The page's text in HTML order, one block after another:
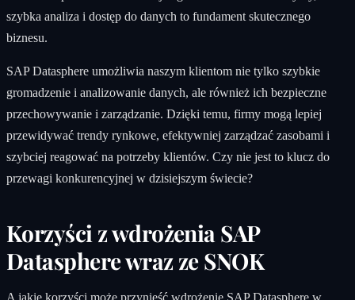
szybka analiza i dostęp do danych to fundament skutecznego
biznesu.
SAP Datasphere umożliwia naszym klientom nie tylko szybkie
gromadzenie i analizowanie danych, ale również ich bezpieczne
przechowywanie i zarządzanie. Dzięki temu, firmy mogą lepiej
przewidywać trendy rynkowe, efektywniej zarządzać zasobami i
szybciej reagować na potrzeby klientów. Czy nie jest to klucz do
przewagi konkurencyjnej w dzisiejszym świecie?
Korzyści z wdrożenia SAP
Datasphere wraz ze SNOK
A jakie korzyści może przynieść wdrożenie SAP Datasphere w